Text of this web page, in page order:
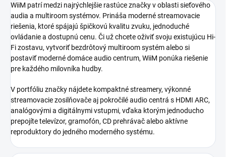
WiiM patrí medzi najrýchlejšie rastúce značky v oblasti sieťového
audia a multiroom systémov. Prináša moderné streamovacie
riešenia, ktoré spájajú špičkovú kvalitu zvuku, jednoduché
ovládanie a dostupnú cenu. Či už chcete oživiť svoju existujúcu Hi-
Fi zostavu, vytvoriť bezdrôtový multiroom systém alebo si
postaviť moderné domáce audio centrum, WiiM ponúka riešenie
pre každého milovníka hudby.
V portfóliu značky nájdete kompaktné streamery, výkonné
streamovacie zosilňovače aj pokročilé audio centrá s HDMI ARC,
analógovými a digitálnymi vstupmi, vďaka ktorým jednoducho
prepojíte televízor, gramofón, CD prehrávač alebo aktívne
reproduktory do jedného moderného systému.